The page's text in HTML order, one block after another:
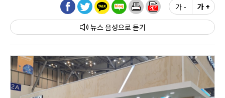
뉴스 음성
가 - 가 +